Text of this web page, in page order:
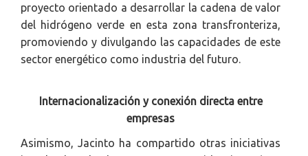
proyecto orientado a desarrollar la cadena de valor
del hidrógeno verde en esta zona transfronteriza,
promoviendo y divulgando las capacidades de este
sector energético como industria del futuro.
Internacionalización y conexión directa entre
empresas
Asimismo, Jacinto ha compartido otras iniciativas